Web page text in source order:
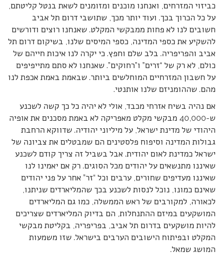
כביזוי המזרחים, ואנחנו מוכנים ומזומנים לשאת בנטל קליטתם,
על כל הכרוך בכך. ועוד יותר מכך, שתושבי דרום תל אביב
חשובים לנו לא פחות ממבקשי המקלט. שאנחנו רוצים ודורשים
להשקיע את כספי המדינה, כספי המיסים שלנו, בשיקום דרום תל
אביב והפריפריה. בלב שלם וחפץ. כי יקרה לנו איכות חייהם של
כולם, לא רק של “זרים” ו”רחוקים”. שאנחנו לא סתם מתייפיפים
על חשבון המזרחיים המוחלשים ביותר. שבאמת באמת אכפת לנו
מהם. שההומניזם שלנו אותנטי.
אם נהיה בשיח אזרחי מכבד, אולי לא יהיה כל כך קשה לשכנע
ש-40,000 מבקשי מקלט מאפריקה לא באמת מסכנים את אופיה
היהודי של מדינת ישראל, על מיליוני יהודיה. שדווקא הרחבת
גבולות המדינה וסיפוח פלסטינים הם שמבטלים את צביונה של
ישראל כמדינת לאום יהודית. אבל בשביל זה צריך קודם לשכנע
שאיננו מתנשאים על יהודים מכל הסוגים. רק אם יאמינו לנו
שאיננו מעדיפים שחורים, ערבים וכל “זר” אחר על פני יהודים
שאינם כמונו, נוכל לנסות לשכנע בכך שהמליארדים שניתנו,
לכאורה, למקורבים של ראש הממשלה, כמו גם המליארדים
המושקעים במיזם ההתנחלות, הם בדיוק המליארדים שצריכים
להיות מושקעים בדרום תל אביב, בפריפריה, בקליטת מבקשי
המקלט ובפיתוח הישובים הערבים בישראל. שזו משמעות
המושג שמאל.